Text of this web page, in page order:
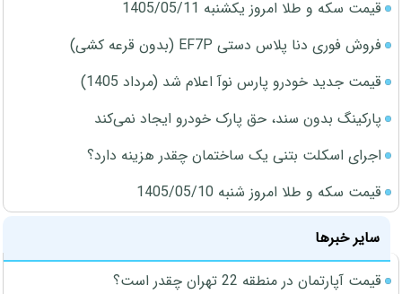
قیمت سکه و طلا امروز یکشنبه 1405/05/11
فروش فوری دنا پلاس دستی EF7P (بدون قرعه کشی)
قیمت جدید خودرو پارس نوآ اعلام شد (مرداد 1405)
پارکینگ بدون سند، حق پارک خودرو ایجاد نمی‌کند
اجرای اسکلت بتنی یک ساختمان چقدر هزینه دارد؟
قیمت سکه و طلا امروز شنبه 1405/05/10
سایر خبرها
قیمت آپارتمان در منطقه 22 تهران چقدر است؟